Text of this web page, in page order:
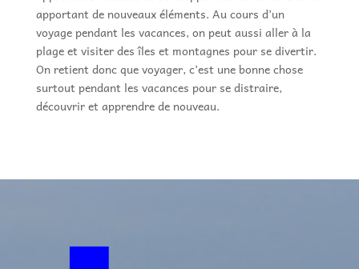
apportant de nouveaux éléments. Au cours d’un
voyage pendant les vacances, on peut aussi aller à la
plage et visiter des îles et montagnes pour se divertir.
On retient donc que voyager, c’est une bonne chose
surtout pendant les vacances pour se distraire,
découvrir et apprendre de nouveau.